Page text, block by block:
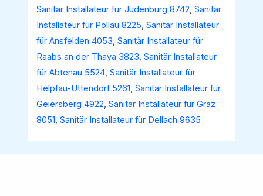
Sanitär Installateur für Judenburg 8742,Sanitär
Installateur für Pöllau 8225,Sanitär Installateur
für Ansfelden 4053,Sanitär Installateur für
Raabs an der Thaya 3823,Sanitär Installateur
für Abtenau 5524,Sanitär Installateur für
Helpfau-Uttendorf 5261,Sanitär Installateur für
Geiersberg 4922,Sanitär Installateur für Graz
8051,Sanitär Installateur für Dellach 9635